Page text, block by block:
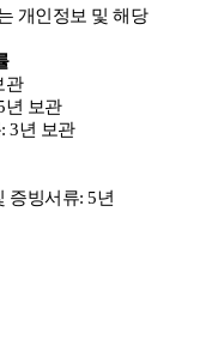
개인정보 및 해당
관
년 보관
3년 보관
증빙서류: 5년